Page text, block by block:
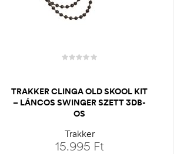
TRAKKER CLINGA OLD SKOOL KIT
– LÁNCOS SWINGER SZETT 3DB-
OS
Trakker
15.995 Ft